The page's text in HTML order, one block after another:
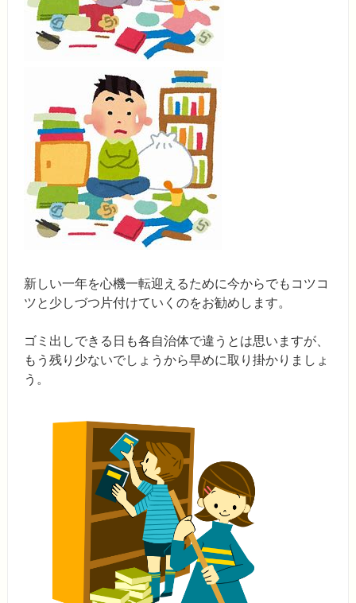
新しい一年を心機一転迎えるために今からでもコツコ
ツと少しづつ片付けていくのをお勧めします。
ゴミ出しできる日も各自治体で違うとは思いますが、
もう残り少ないでしょうから早めに取り掛かりましょ
う。